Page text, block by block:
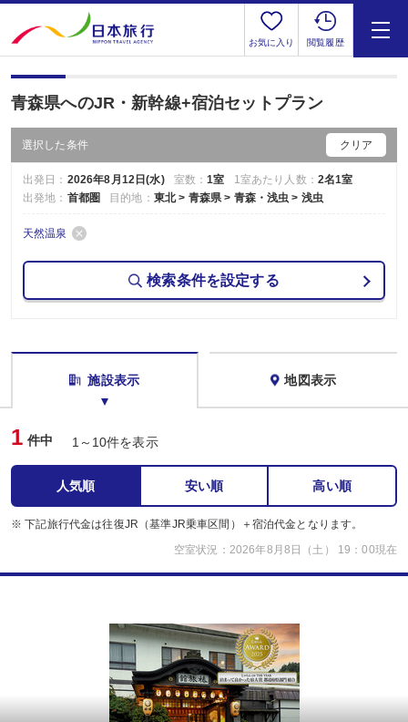
お気に入り 閲覧履歴
青森県へのJR・新幹線+宿泊セットプラン
選択した条件 クリア
出発日： 2026年8月12日(水) 室数：1室 1室あたり人数： 2名1室
出発地： 首都圏 目的地： 東北 > 青森県 > 青森・浅虫 > 浅虫
天然温泉
検索条件を設定する
施設表示 地図表示
1 件中 1～10件を表示
人気順 安い順 高い順
※ 下記旅行代金は往復JR（基準JR乗車区間）＋宿泊代金となります。
空室状況：2026年8月8日（土） 19：00現在